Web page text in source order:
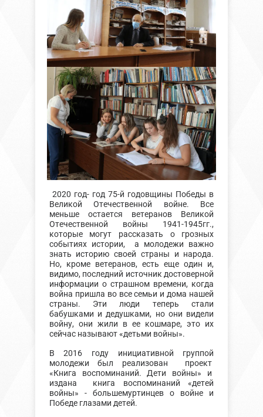
2020 год- год 75-й годовщины Победы в
Великой Отечественной войне. Все
меньше остается ветеранов Великой
Отечественной войны 1941-1945гг.,
которые могут рассказать о грозных
событиях истории, а молодежи важно
знать историю своей страны и народа.
Но, кроме ветеранов, есть еще один и,
видимо, последний источник достоверной
информации о страшном времени, когда
война пришла во все семьи и дома нашей
страны. Эти люди теперь стали
бабушками и дедушками, но они видели
войну, они жили в ее кошмаре, это их
сейчас называют «детьми войны».
В 2016 году инициативной группой
молодежи был реализован проект
«Книга воспоминаний. Дети войны» и
издана книга воспоминаний «детей
войны» - большемуртинцев о войне и
Победе глазами детей.